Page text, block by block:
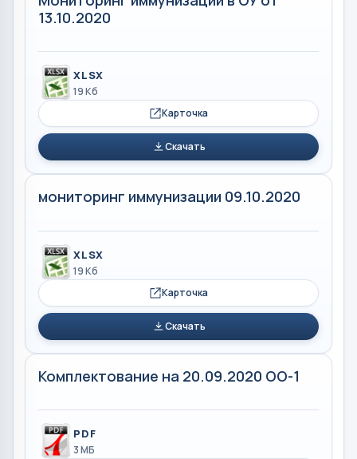
13.10.2020
XLSX
19 Кб
Карточка
Скачать
мониторинг иммунизации 09.10.2020
XLSX
19 Кб
Карточка
Скачать
Комплектование на 20.09.2020 ОО-1
PDF
3 МБ